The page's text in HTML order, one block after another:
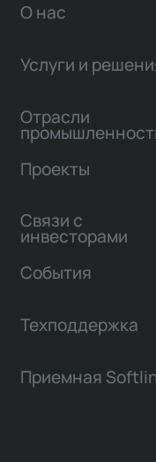
О нас
Услуги и
Отрасли
Проекты
Связи с
инвесторами
События
Техподдержка
Приемная